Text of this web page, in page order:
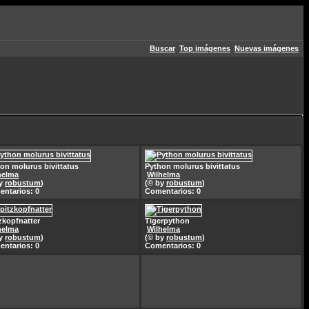
Buscar Top imágenes Nuevas imágenes
molurus bivittatus
robustum)
0
Python molurus bivittatus
Wilhelma
(© by robustum)
Comentarios: 0
robustum)
0
Tigerpython
Wilhelma
(© by robustum)
Comentarios: 0